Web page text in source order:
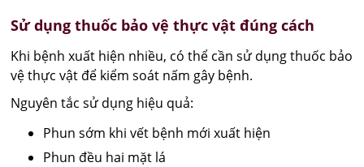
Sử dụng thuốc bảo vệ thực vật đúng cách
Khi bệnh xuất hiện nhiều, có thể cần sử dụng thuốc bảo
vệ thực vật để kiểm soát nấm gây bệnh.
Nguyên tắc sử dụng hiệu quả:
Phun sớm khi vết bệnh mới xuất hiện
Phun đều hai mặt lá